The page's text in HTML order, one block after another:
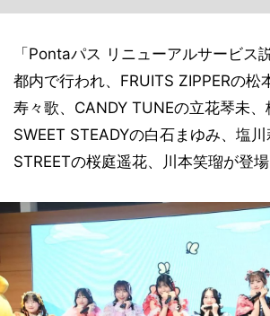
「Pontaパス リニューアルサービス
都内で行われ、FRUITS ZIPPERの松
寿々歌、CANDY TUNEの立花琴未、
SWEET STEADYの白石まゆみ、塩
STREETの桜庭遥花、川本笑瑠が登場